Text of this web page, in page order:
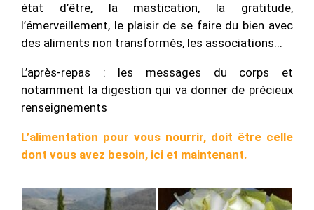
état d’être, la mastication, la gratitude,
l’émerveillement, le plaisir de se faire du bien avec
des aliments non transformés, les associations...
L’après-repas : les messages du corps et
notamment la digestion qui va donner de précieux
renseignements
L’alimentation pour vous nourrir, doit être celle
dont vous avez besoin, ici et maintenant.